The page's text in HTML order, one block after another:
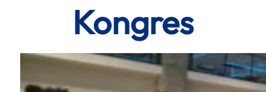
Kongres